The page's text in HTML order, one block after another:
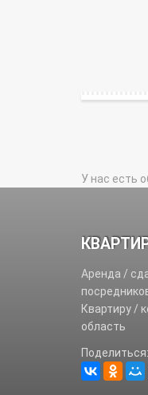
У нас есть
Аренда /
Квартиру /
область
Поделиться: